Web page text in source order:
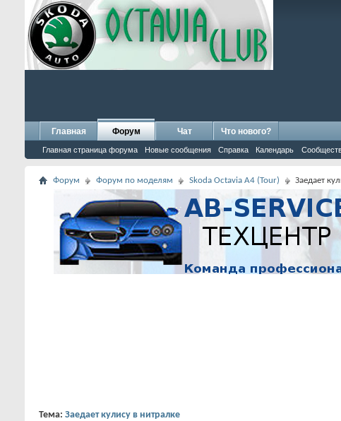
Главная Форум
Главная страница форума Новые сообщения Справка Календарь
Чат Что нового?
Форум Форум по моделям Skoda Octavia A4 (Tour) Заедает
Тема: Заедает кулису в нитралке